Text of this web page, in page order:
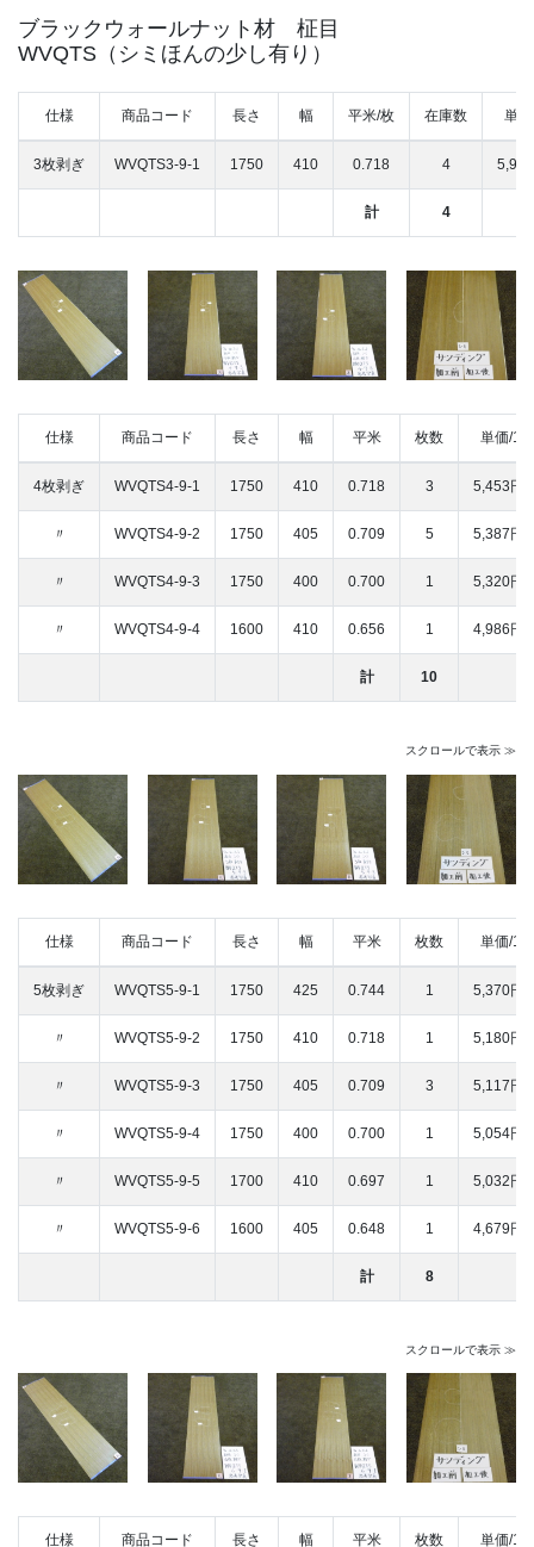
ブラックウォールナット材 柾目
WVQTS（シミほんの少し有り）
仕様 商品コード 長さ 幅 平米/枚 在庫数 単
3枚剥ぎ WVQTS3-9-1 1750 410 0.718 4
計 4
仕様 商品コード 長さ 幅 平米 枚数 単価/1枚
4枚剥ぎ WVQTS4-9-1 1750 410 0.718 3 5,453円/
〃 WVQTS4-9-2 1750 405 0.709 5 5,387円/
〃 WVQTS4-9-3 1750 400 0.700 1 5,320円/
〃 WVQTS4-9-4 1600 410 0.656 1 4,986円/
計 10
スクロールで表示 ≫
仕様 商品コード 長さ 幅 平米 枚数 単価/1枚
5枚剥ぎ WVQTS5-9-1 1750 425 0.744 1 5,370円/
〃 WVQTS5-9-2 1750 410 0.718 1 5,180円/
〃 WVQTS5-9-3 1750 405 0.709 3 5,117円/
〃 WVQTS5-9-4 1750 400 0.700 1 5,054円/
〃 WVQTS5-9-5 1700 410 0.697 1 5,032円/
〃 WVQTS5-9-6 1600 405 0.648 1 4,679円/
計 8
スクロールで表示 ≫
仕様 商品コード 長さ 幅 平米 枚数 単価/1枚